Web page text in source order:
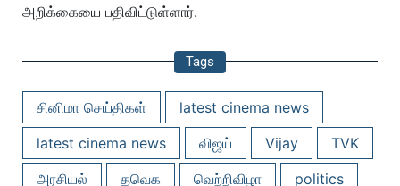
அறிக்கையை பதிவிட்டுள்ளார்.
Tags
சினிமா செய்திகள்
latest cinema news
latest cinema news
விஜய் Vijay
TVK
அரசியல்
தவெக வெற்றிவிழா
politics